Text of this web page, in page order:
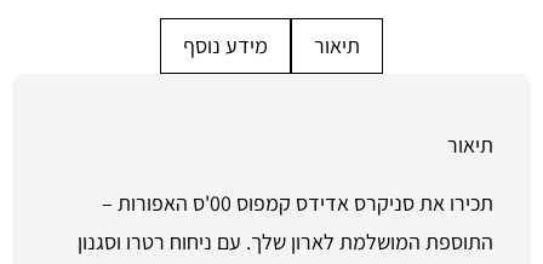
תיאור מידע נוסף
תיאור
תכירו את סניקרס אדידס קמפוס 00'ס האפורות –
התוספת המושלמת לארון שלך. עם ניחוח רטרו וסגנון